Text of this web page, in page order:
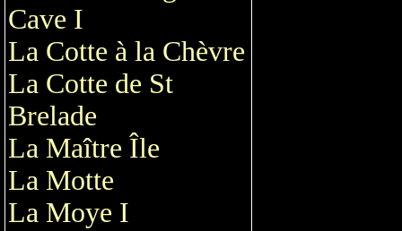
Cave I
La Cotte à la Chèvre
La Cotte de St
Brelade
La Maître Île
La Motte
La Moye I